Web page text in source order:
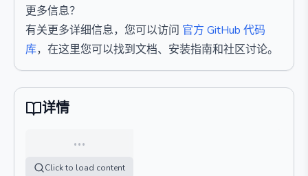
更多信息？
有关更多详细信息，您可以访问 官方 GitHub 代码
库，在这里您可以找到文档、安装指南和社区讨论。
详情
…
Click to load content